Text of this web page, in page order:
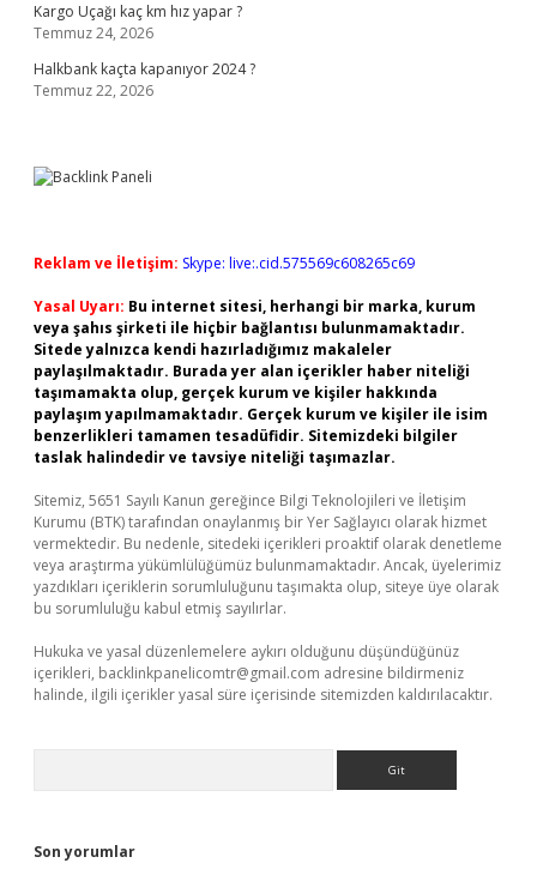
Kargo Uçağı kaç km hız yapar ?
Temmuz 24, 2026
Halkbank kaçta kapanıyor 2024 ?
Temmuz 22, 2026
Reklam ve İletişim: Skype: live:.cid.575569c608265c69
Yasal Uyarı: Bu internet sitesi, herhangi bir marka, kurum
veya şahıs şirketi ile hiçbir bağlantısı bulunmamaktadır.
Sitede yalnızca kendi hazırladığımız makaleler
paylaşılmaktadır. Burada yer alan içerikler haber niteliği
taşımamakta olup, gerçek kurum ve kişiler hakkında
paylaşım yapılmamaktadır. Gerçek kurum ve kişiler ile isim
benzerlikleri tamamen tesadüfidir. Sitemizdeki bilgiler
taslak halindedir ve tavsiye niteliği taşımazlar.
Sitemiz, 5651 Sayılı Kanun gereğince Bilgi Teknolojileri ve İletişim
Kurumu (BTK) tarafından onaylanmış bir Yer Sağlayıcı olarak hizmet
vermektedir. Bu nedenle, sitedeki içerikleri proaktif olarak denetleme
veya araştırma yükümlülüğümüz bulunmamaktadır. Ancak, üyelerimiz
yazdıkları içeriklerin sorumluluğunu taşımakta olup, siteye üye olarak
bu sorumluluğu kabul etmiş sayılırlar.
Hukuka ve yasal düzenlemelere aykırı olduğunu düşündüğünüz
içerikleri, backlinkpanelicomtr@gmail.com adresine bildirmeniz
halinde, ilgili içerikler yasal süre içerisinde sitemizden kaldırılacaktır.
Son yorumlar